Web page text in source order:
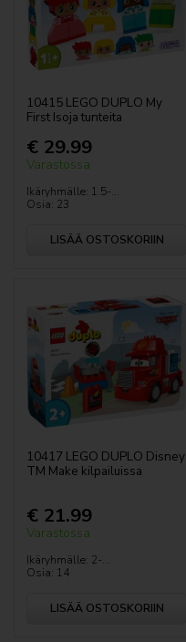
10415 LEGO DUPLO My
First Isoja tunteita
€ 29.99
Varastossa
Ikäryhmälle: 1.5-...
Osia: 23
LISÄÄ OSTOSKORIIN
10417 LEGO DUPLO Disney
TM Make kilpailuissa
€ 21.99
Varastossa
Ikäryhmälle: 2-...
Osia: 14
LISÄÄ OSTOSKORIIN
Ystävänpäivä
Super Mario
VIDIYO
LEGO® Wednesday
Architecture
Icons
Creator Expert
Mindstorms®
Technic™
LEGO elämäntapa